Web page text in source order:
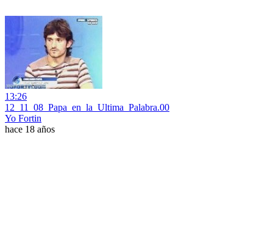
13:26
12_11_08_Papa_en_la_Ultima_Palabra.00
Yo Fortin
hace 18 años